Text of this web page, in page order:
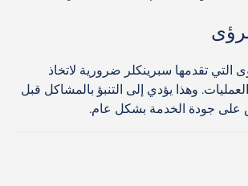
التي تقدمها سبرينكلر ضرورية لاتخاذ
وهذا يؤدي إلى التنبؤ بالمشاكل قبل
على جودة الخدمة بشكل عام.